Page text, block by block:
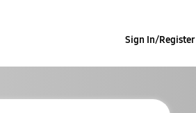
Sign In/Register